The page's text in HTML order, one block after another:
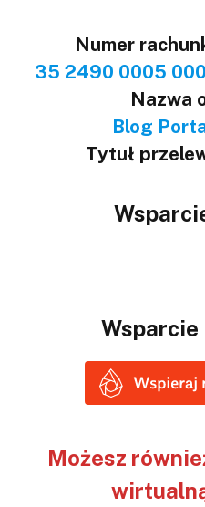
Numer
35 2490 0005
Nazwa
Blog
Tytuł
Możesz